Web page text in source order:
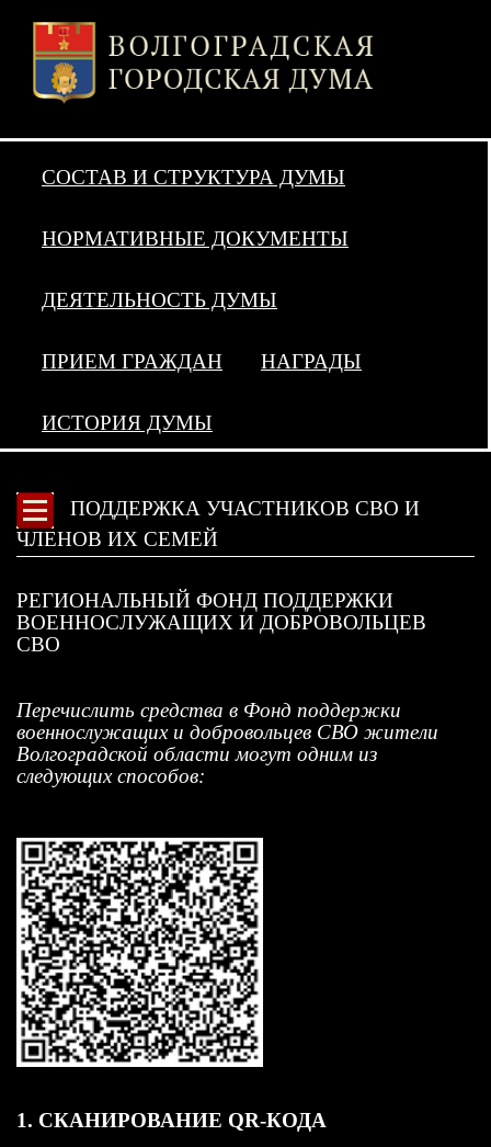
СОСТАВ И СТРУКТУРА ДУМЫ
НОРМАТИВНЫЕ ДОКУМЕНТЫ
ДЕЯТЕЛЬНОСТЬ ДУМЫ
ПРИЕМ ГРАЖДАН НАГРАДЫ
ИСТОРИЯ ДУМЫ
ПОДДЕРЖКА УЧАСТНИКОВ СВО И
ЧЛЕНОВ ИХ СЕМЕЙ
РЕГИОНАЛЬНЫЙ ФОНД ПОДДЕРЖКИ
ВОЕННОСЛУЖАЩИХ И ДОБРОВОЛЬЦЕВ
СВО
Перечислить средства в Фонд поддержки
военнослужащих и добровольцев СВО жители
Волгоградской области могут одним из
следующих способов:
1. СКАНИРОВАНИЕ QR-КОДА